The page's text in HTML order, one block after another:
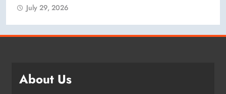
July 29, 2026
About Us